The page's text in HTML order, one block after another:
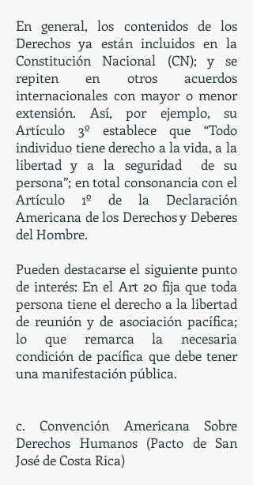
En general, los contenidos de los
Derechos ya están incluidos en la
Constitución Nacional (CN); y se
repiten en otros acuerdos
internacionales con mayor o menor
extensión. Así, por ejemplo, su
Artículo 3º establece que “Todo
individuo tiene derecho a la vida, a la
libertad y a la seguridad de su
persona”; en total consonancia con el
Artículo 1º de la Declaración
Americana de los Derechos y Deberes
del Hombre.
Pueden destacarse el siguiente punto
de interés: En el Art 20 fija que toda
persona tiene el derecho a la libertad
de reunión y de asociación pacífica;
lo que remarca la necesaria
condición de pacífica que debe tener
una manifestación pública.
c. Convención Americana Sobre
Derechos Humanos (Pacto de San
José de Costa Rica)